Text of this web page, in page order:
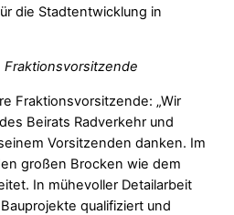
die Stadtentwicklung in
Fraktionsvorsitzende
Fraktionsvorsitzende: „Wir
Beirats Radverkehr und
Vorsitzenden danken. Im
großen Brocken wie dem
In mühevoller Detailarbeit
qualifiziert und